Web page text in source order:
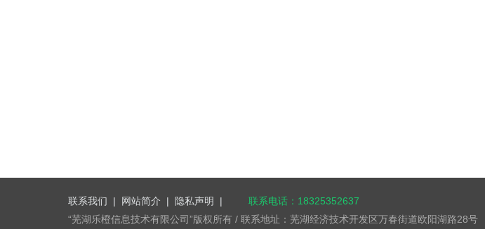
联系我们 | 网站简介 | 隐私声明 |
联系电话：18325352637
“芜湖乐橙信息技术有限公司”版权所有 / 联系地址：芜湖经济技术开发区万春街道欧阳湖路28号